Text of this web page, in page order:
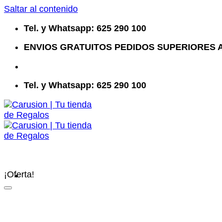
Saltar al contenido
Tel. y Whatsapp: 625 290 100
ENVIOS GRATUITOS PEDIDOS SUPERIORES
Tel. y Whatsapp: 625 290 100
¡Oferta!